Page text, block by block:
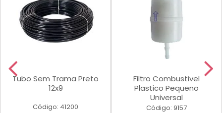
Tubo Sem Trama Preto
12x9
Código: 41200
Filtro Combustivel
Plastico Pequeno
Universal
Código: 9157